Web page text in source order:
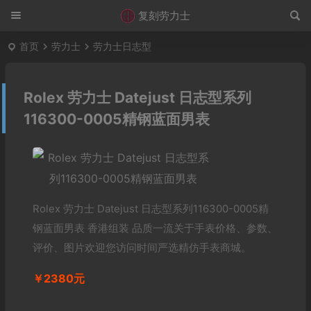
复刻劳力士
首页 劳力士 劳力士日志型
Rolex 劳力士 Datejust 日志型系列
116300-0005精钢蓝面男表
Rolex 劳力士 Datejust 日志型系列116300-0005精
钢蓝面男表 香港组装 品质一流关于手表价格、参数、
评价、图片欢迎您访问时间严选精仿手表商城。
￥2380元